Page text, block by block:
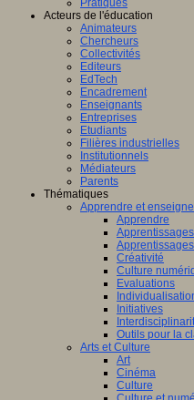
Pratiques
Acteurs de l'éducation
Animateurs
Chercheurs
Collectivités
Editeurs
EdTech
Encadrement
Enseignants
Entreprises
Etudiants
Filières industrielles
Institutionnels
Médiateurs
Parents
Thématiques
Apprendre et
Apprendre
Apprentissages
Créativité
Culture
Evaluations
Initiatives
Outils pour la
Arts et Culture
Art
Cinéma
Culture